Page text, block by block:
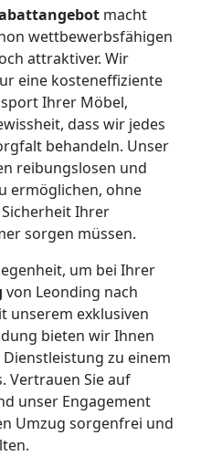
macht
wettbewerbsfähigen
attraktiver. Wir
eine kosteneffiziente
Ihrer Möbel,
dass wir jedes
behandeln. Unser
reibungslosen und
ermöglichen, ohne
Ihrer
sorgen müssen.
um bei Ihrer
von Leonding nach
unserem exklusiven
bieten wir Ihnen
zu einem
Vertrauen Sie auf
unser Engagement
Umzug sorgenfrei und